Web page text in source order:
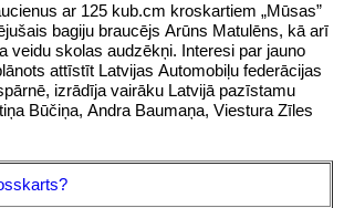
ar 125 kub.cm kroskartiem „Mūsas”
bagiju braucējs Arūns Matulēns, kā arī
veidu skolas audzēkņi. Interesi par jauno
attīstīt Latvijas Automobiļu federācijas
izrādīja vairāku Latvijā pazīstamu
Būčiņa, Andra Baumaņa, Viestura Zīles